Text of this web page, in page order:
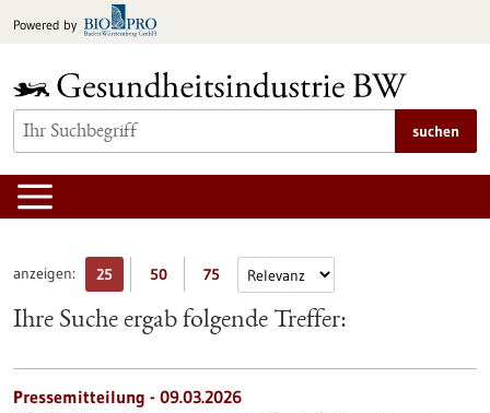
Inhalt
Powered by
suchen
anzeigen: 25 50 75
Ihre Suche ergab folgende Treffer:
Pressemitteilung - 09.03.2026